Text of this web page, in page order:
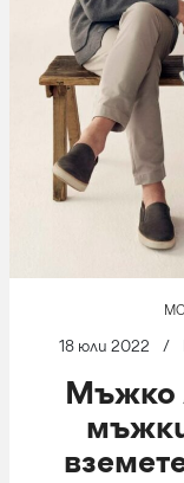
18 юли 2022 /
Мъжко